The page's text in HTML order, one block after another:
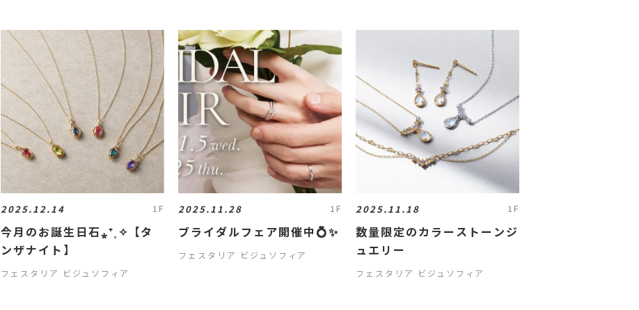
2025.12.14 1F
今月のお誕生日石⁎⁺˳✧【タ
ンザナイト】
フェスタリア ビジュソフィア
2025.11.28 1F
ブライダルフェア開催中💍✨
フェスタリア ビジュソフィア
2025.11.18 1F
数量限定のカラーストーンジ
ュエリー
フェスタリア ビジュソフィア